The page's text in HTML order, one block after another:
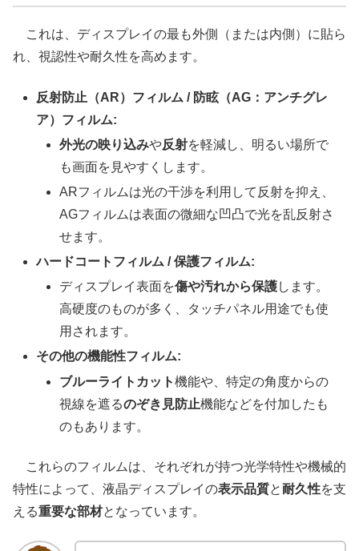
これは、ディスプレイの最も外側（または内側）に貼ら
れ、視認性や耐久性を高めます。
反射防止（AR）フィルム / 防眩（AG：アンチグレ
ア）フィルム:
外光の映り込みや反射を軽減し、明るい場所で
も画面を見やすくします。
ARフィルムは光の干渉を利用して反射を抑え、
AGフィルムは表面の微細な凹凸で光を乱反射さ
せます。
ハードコートフィルム / 保護フィルム:
ディスプレイ表面を傷や汚れから保護します。
高硬度のものが多く、タッチパネル用途でも使
用されます。
その他の機能性フィルム:
ブルーライトカット機能や、特定の角度からの
視線を遮るのぞき見防止機能などを付加したも
のもあります。
これらのフィルムは、それぞれが持つ光学特性や機械的
特性によって、液晶ディスプレイの表示品質と耐久性を支
える重要な部材となっています。